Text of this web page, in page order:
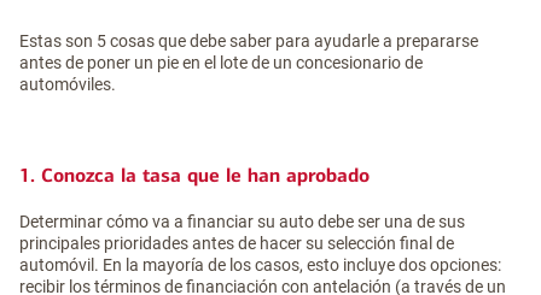
Estas son 5 cosas que debe saber para ayudarle a prepararse
antes de poner un pie en el lote de un concesionario de
automóviles.
1. Conozca la tasa que le han aprobado
Determinar cómo va a financiar su auto debe ser una de sus
principales prioridades antes de hacer su selección final de
automóvil. En la mayoría de los casos, esto incluye dos opciones:
recibir los términos de financiación con antelación (a través de un